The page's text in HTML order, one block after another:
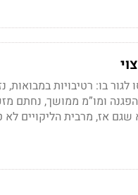
בו: רטיבויות במבואות,
ומו”מ ממושך, נחתם
אלא שגם אז, מרבית הליקויים